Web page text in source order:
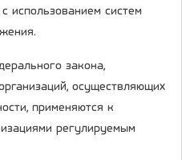
использованием систем
закона,
осуществляющих
применяются к
регулируемым